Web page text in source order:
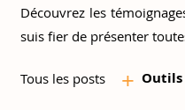
Découvrez les
suis fier de présenter
Tous les posts + Outils